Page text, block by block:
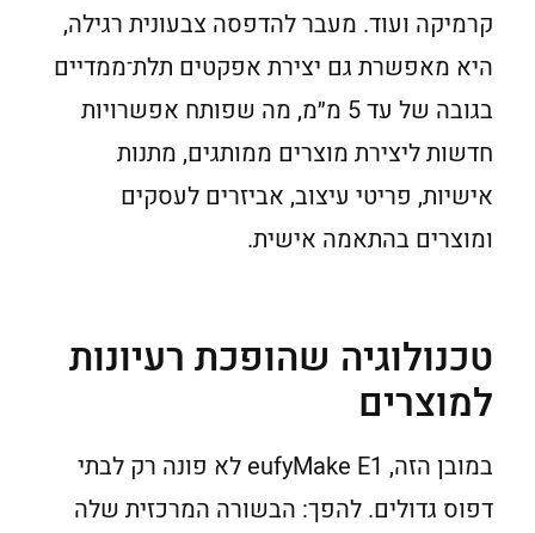
קרמיקה ועוד. מעבר להדפסה צבעונית רגילה,
היא מאפשרת גם יצירת אפקטים תלת־ממדיים
בגובה של עד 5 מ״מ, מה שפותח אפשרויות
חדשות ליצירת מוצרים ממותגים, מתנות
אישיות, פריטי עיצוב, אביזרים לעסקים
ומוצרים בהתאמה אישית.
טכנולוגיה שהופכת רעיונות
למוצרים
במובן הזה, eufyMake E1 לא פונה רק לבתי
דפוס גדולים. להפך: הבשורה המרכזית שלה